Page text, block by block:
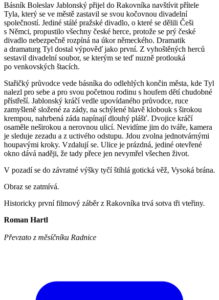
Básník Boleslav Jablonský přijel do Rakovníka navštívit přítele
Tyla, který se ve městě zastavil se svou kočovnou divadelní
společností. Jediné stálé pražské divadlo, o které se dělili Češi
s Němci, propustilo všechny české herce, protože se prý české
divadlo nebezpečně rozpíná na úkor německého. Dramatik
a dramaturg Tyl dostal výpověď jako první. Z vyhoštěných herců
sestavil divadelní soubor, se kterým se teď nuzně protlouká
po venkovských štacích.
Stařičký průvodce vede básníka do odlehlých končin města, kde Tyl
nalezl pro sebe a pro svou početnou rodinu s houfem dětí chudobné
přístřeší. Jablonský kráčí vedle upovídaného průvodce, ruce
zamyšleně složené za zády, na schýlené hlavě klobouk s širokou
krempou, nahrbená záda napínají dlouhý plášť. Dvojice kráčí
osaměle neširokou a nerovnou ulicí. Nevidíme jim do tváře, kamera
je sleduje zezadu a z uctivého odstupu. Jdou zvolna jednotvárnými
houpavými kroky. Vzdalují se. Ulice je prázdná, jediné otevřené
okno dává naději, že tady přece jen nevymřel všechen život.
V pozadí se do závratné výšky tyčí štíhlá gotická věž, Vysoká brána.
Obraz se zatmívá.
Historicky první filmový záběr z Rakovníka trvá sotva tři vteřiny.
Roman Hartl
Převzato z měsíčníku Radnice